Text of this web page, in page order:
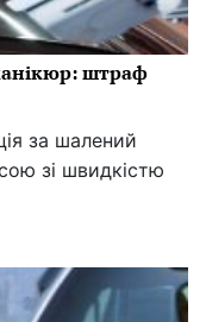
штраф
за шалений
зі швидкістю